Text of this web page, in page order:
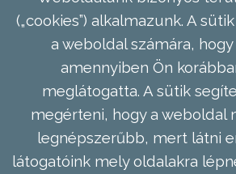
(„cookies”) alkalmazunk. A
a weboldal számára,
amennyiben Ön
meglátogatta. A sütik
megérteni, hogy a weboldal
legnépszerűbb, mert látni
látogatóink mely oldalakra